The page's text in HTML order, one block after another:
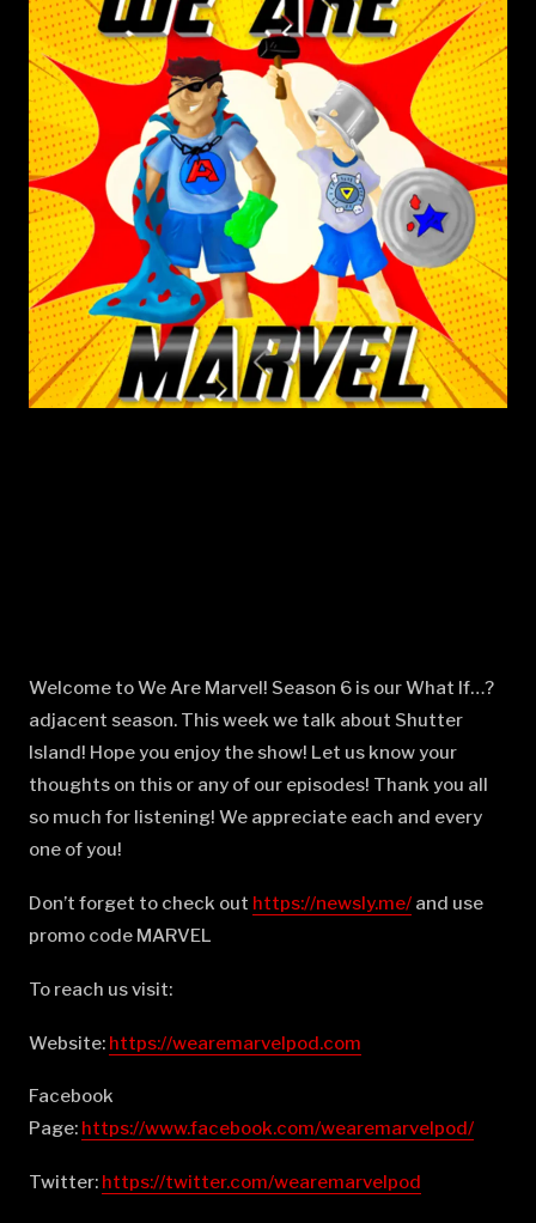
Welcome to We Are Marvel! Season 6 is our What If…?
adjacent season. This week we talk about Shutter
Island! Hope you enjoy the show! Let us know your
thoughts on this or any of our episodes! Thank you all
so much for listening! We appreciate each and every
one of you!
Don’t forget to check out ⁠⁠⁠⁠⁠⁠⁠⁠⁠⁠⁠⁠⁠⁠⁠⁠⁠⁠⁠⁠⁠⁠⁠⁠⁠⁠⁠⁠⁠⁠⁠⁠⁠⁠⁠⁠⁠⁠⁠⁠⁠⁠⁠⁠⁠⁠⁠⁠⁠⁠⁠https://newsly.me/⁠⁠⁠⁠⁠⁠⁠⁠⁠⁠⁠⁠⁠⁠⁠⁠⁠⁠⁠⁠⁠⁠⁠⁠⁠⁠⁠⁠⁠⁠⁠⁠⁠⁠⁠⁠⁠⁠⁠⁠⁠⁠⁠⁠⁠⁠⁠⁠⁠⁠⁠ and use
promo code MARVEL
To reach us visit:
Website: ⁠⁠⁠⁠⁠⁠⁠⁠⁠⁠⁠⁠⁠⁠⁠⁠⁠⁠⁠⁠⁠⁠⁠⁠⁠⁠⁠⁠⁠⁠⁠⁠⁠⁠⁠⁠⁠⁠⁠⁠⁠⁠⁠⁠⁠⁠⁠⁠⁠⁠⁠https://wearemarvelpod.com⁠⁠⁠⁠⁠⁠⁠⁠⁠⁠⁠⁠⁠⁠⁠⁠⁠⁠⁠⁠⁠⁠⁠⁠⁠⁠⁠⁠⁠⁠⁠⁠⁠⁠⁠⁠⁠⁠⁠⁠⁠⁠⁠⁠⁠⁠⁠⁠⁠⁠⁠
Facebook
Page: ⁠⁠⁠⁠⁠⁠⁠⁠⁠⁠⁠⁠⁠⁠⁠⁠⁠⁠⁠⁠⁠⁠⁠⁠⁠⁠⁠⁠⁠⁠⁠⁠⁠⁠⁠⁠⁠⁠⁠⁠⁠⁠⁠⁠⁠⁠⁠⁠⁠⁠⁠https://www.facebook.com/wearemarvelpod/⁠⁠⁠⁠⁠⁠⁠⁠⁠⁠⁠⁠⁠⁠⁠⁠⁠⁠⁠⁠⁠⁠⁠⁠⁠⁠⁠⁠⁠⁠⁠⁠⁠⁠⁠⁠⁠⁠⁠⁠⁠⁠⁠⁠⁠⁠⁠⁠⁠⁠⁠
Twitter: ⁠⁠⁠⁠⁠⁠⁠⁠⁠⁠⁠⁠⁠⁠⁠⁠⁠⁠⁠⁠⁠⁠⁠⁠⁠⁠⁠⁠⁠⁠⁠⁠⁠⁠⁠⁠⁠⁠⁠⁠⁠⁠⁠⁠⁠⁠⁠⁠⁠⁠⁠https://twitter.com/wearemarvelpod⁠⁠⁠⁠⁠⁠⁠⁠⁠⁠⁠⁠⁠⁠⁠⁠⁠⁠⁠⁠⁠⁠⁠⁠⁠⁠⁠⁠⁠⁠⁠⁠⁠⁠⁠⁠⁠⁠⁠⁠⁠⁠⁠⁠⁠⁠⁠⁠⁠⁠⁠